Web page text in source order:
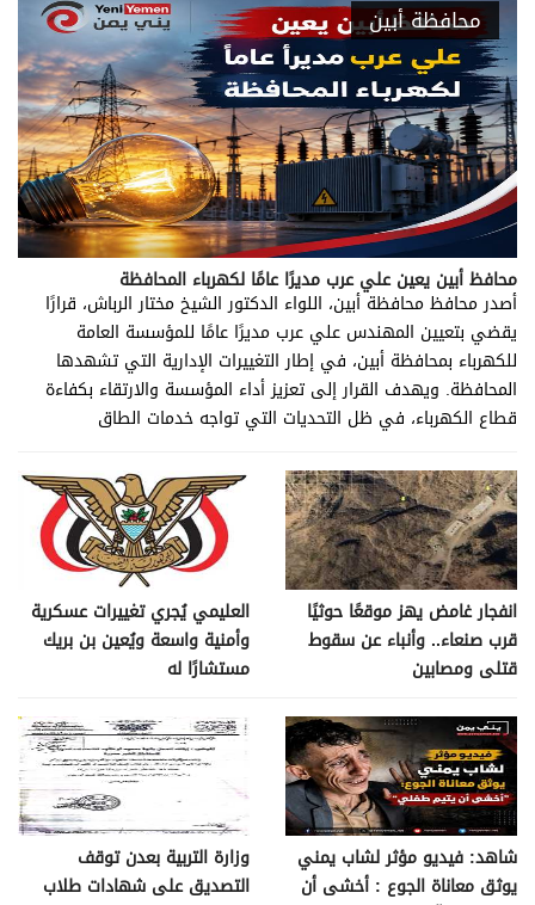
محافظة أبين
محافظ أبين يعين علي عرب مديرًا عامًا لكهرباء المحافظة
أصدر محافظ محافظة أبين، اللواء الدكتور الشيخ مختار الرباش، قرارًا
يقضي بتعيين المهندس علي عرب مديرًا عامًا للمؤسسة العامة
للكهرباء بمحافظة أبين، في إطار التغييرات الإدارية التي تشهدها
المحافظة. ويهدف القرار إلى تعزيز أداء المؤسسة والارتقاء بكفاءة
قطاع الكهرباء، في ظل التحديات التي تواجه خدمات الطاق
انفجار غامض يهز موقعًا حوثيًا
قرب صنعاء.. وأنباء عن سقوط
قتلى ومصابين
العليمي يُجري تغييرات عسكرية
وأمنية واسعة ويُعين بن بريك
مستشارًا له
شاهد: فيديو مؤثر لشاب يمني
يوثق معاناة الجوع : أخشى أن
وزارة التربية بعدن توقف
التصديق على شهادات طلاب